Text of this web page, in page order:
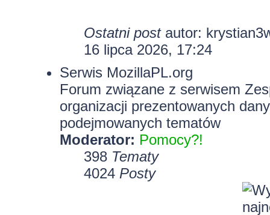
Ostatni postautor:
16 lipca 2026, 17:24
Serwis MozillaPL.org
Forum związane z serwisem
organizacji prezentowanych
podejmowanych tematów
Moderator: Pomocy?!
398 Tematy
4024 Posty